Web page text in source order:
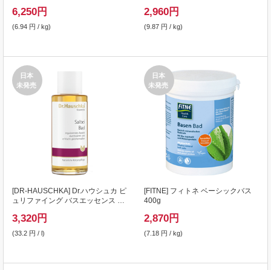
6,250円
(6.94 円 / kg)
2,960円
(9.87 円 / kg)
日本
未発売
[DR-HAUSCHKA] Dr.ハウシュカ ピ
ュリファイング バスエッセンス セ
3,320円
(33.2 円 / l)
日本
未発売
[FITNE] フィトネ ベーシックバス
400g
2,870円
(7.18 円 / kg)